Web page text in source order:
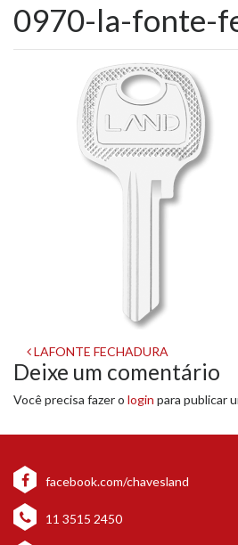
0970-la-fonte-
Navegação
de
post
LAFONTE FECHADURA
Deixe um comentário
Você precisa fazer o login para publicar
facebook.com/chavesland
11 3515 2450